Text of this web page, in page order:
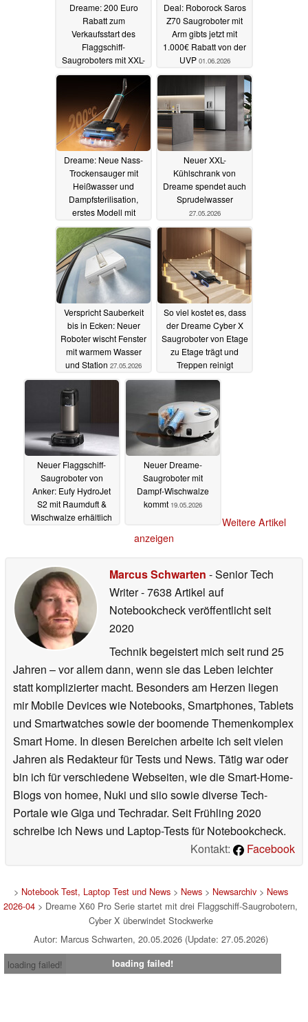
Dreame: 200 Euro
Rabatt zum
Verkaufsstart des
Flaggschiff-
Saugroboters mit XXL-
Armen05.06.2026
Deal: Roborock Saros
Z70 Saugroboter mit
Arm gibts jetzt mit
1.000€ Rabatt von der
UVP 01.06.2026
Dreame: Neue Nass-
Trockensauger mit
Heißwasser und
Dampfsterilisation,
erstes Modell mit
Rabatt erhältlich
28.05.2026
Neuer XXL-
Kühlschrank von
Dreame spendet auch
Sprudelwasser
27.05.2026
Verspricht Sauberkeit
bis in Ecken: Neuer
Roboter wischt Fenster
mit warmem Wasser
und Station 27.05.2026
So viel kostet es, dass
der Dreame Cyber X
Saugroboter von Etage
zu Etage trägt und
Treppen reinigt
27.05.2026
Neuer Flaggschiff-
Saugroboter von
Anker: Eufy HydroJet
S2 mit Raumduft &
Wischwalze erhältlich
Neuer Dreame-
Saugroboter mit
Dampf-Wischwalze
kommt 19.05.2026
Weitere Artikel
anzeigen
Marcus Schwarten - Senior Tech
Writer- 7638 Artikel auf
Notebookcheck veröffentlichtseit
2020
Technik begeistert mich seit rund 25
Jahren – vor allem dann, wenn sie das Leben leichter
statt komplizierter macht. Besonders am Herzen liegen
mir Mobile Devices wie Notebooks, Smartphones, Tablets
und Smartwatches sowie der boomende Themenkomplex
Smart Home. In diesen Bereichen arbeite ich seit vielen
Jahren als Redakteur für Tests und News. Tätig war oder
bin ich für verschiedene Webseiten, wie die Smart-Home-
Blogs von homee, Nuki und siio sowie diverse Tech-
Portale wie Giga und Techradar. Seit Frühling 2020
schreibe ich News und Laptop-Tests für Notebookcheck.
Kontakt:
Facebook
> Notebook Test, Laptop Test und News> News> Newsarchiv> News
2026-04 > Dreame X60 Pro Serie startet mit drei Flaggschiff-Saugrobotern,
Cyber X überwindet Stockwerke
Autor: Marcus Schwarten, 20.05.2026 (Update: 27.05.2026)
loading failed!
loading failed!